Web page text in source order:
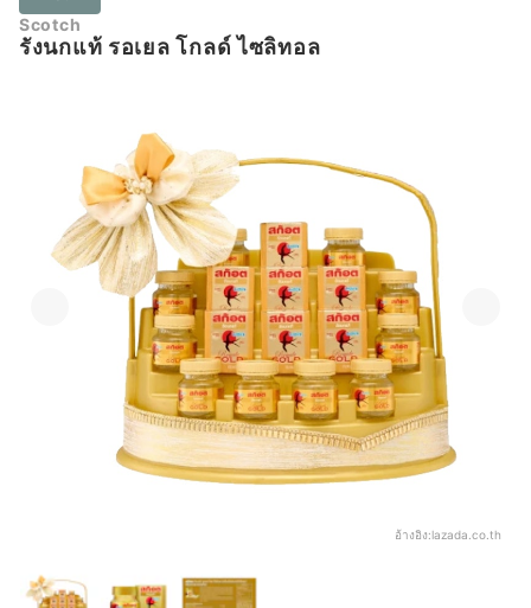
Scotch
รังนกแท้ รอเยล โกลด์ ไซลิทอล
อ้างอิง:lazada.co.th